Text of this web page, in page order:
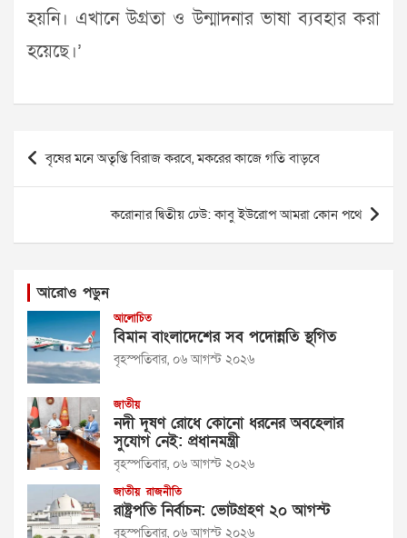
হয়নি। এখানে উগ্রতা ও উন্মাদনার ভাষা ব্যবহার করা
হয়েছে।’
Post
navigation
বৃষের মনে অতৃপ্তি বিরাজ করবে, মকরের কাজে গতি বাড়বে
করোনার দ্বিতীয় ঢেউ: কাবু ইউরোপ আমরা কোন পথে
আরোও পড়ুন
আলোচিত
বিমান বাংলাদেশের সব পদোন্নতি স্থগিত
বৃহস্পতিবার, ০৬ আগস্ট ২০২৬
জাতীয়
নদী দূষণ রোধে কোনো ধরনের অবহেলার
সুযোগ নেই: প্রধানমন্ত্রী
বৃহস্পতিবার, ০৬ আগস্ট ২০২৬
জাতীয় রাজনীতি
রাষ্ট্রপতি নির্বাচন: ভোটগ্রহণ ২০ আগস্ট
বৃহস্পতিবার, ০৬ আগস্ট ২০২৬